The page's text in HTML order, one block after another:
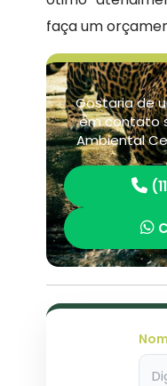
faça um
Gostaria de
em contato
Ambiental